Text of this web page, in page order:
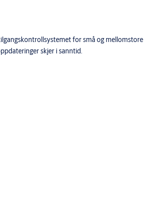
for små og mellomstore
skjer i sanntid.